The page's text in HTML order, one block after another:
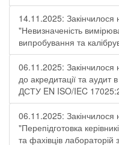
14.11.2025: Закінчилося
"Невизначеність
випробування та
06.11.2025: Закінчилося
до акредитації та аудит
ДСТУ EN ISO/IEC
06.11.2025: Закінчилося
"Перепідготовка
та фахівців